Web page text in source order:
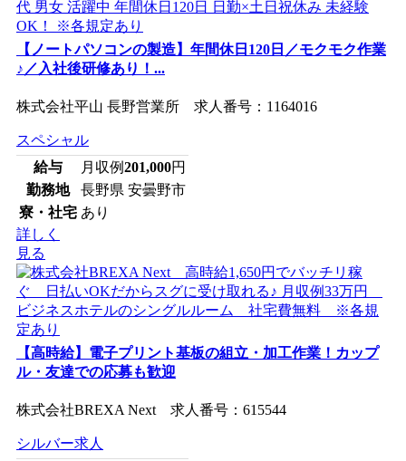
【ノートパソコンの製造】年間休日120日／モクモク作業
♪／入社後研修あり！...
株式会社平山 長野営業所 求人番号：1164016
スペシャル
給与
月収例201,000円
勤務地
長野県 安曇野市
寮・社宅 あり
詳しく
見る
【高時給】電子プリント基板の組立・加工作業！カップ
ル・友達での応募も歓迎
株式会社BREXA Next 求人番号：615544
シルバー求人